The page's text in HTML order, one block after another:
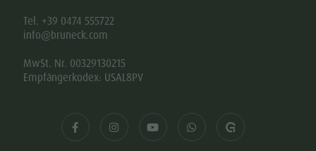
Tel. +39 0474 555722
info@bruneck.com
MwSt. Nr. 00329130215
Empfängerkodex: USAL8PV